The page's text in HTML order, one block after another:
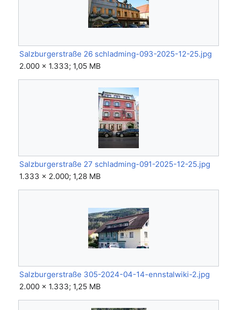
Salzburgerstraße 26 schladming-093-2025-12-25.jpg
2.000 × 1.333; 1,05 MB
Salzburgerstraße 27 schladming-091-2025-12-25.jpg
1.333 × 2.000; 1,28 MB
Salzburgerstraße 305-2024-04-14-ennstalwiki-2.jpg
2.000 × 1.333; 1,25 MB